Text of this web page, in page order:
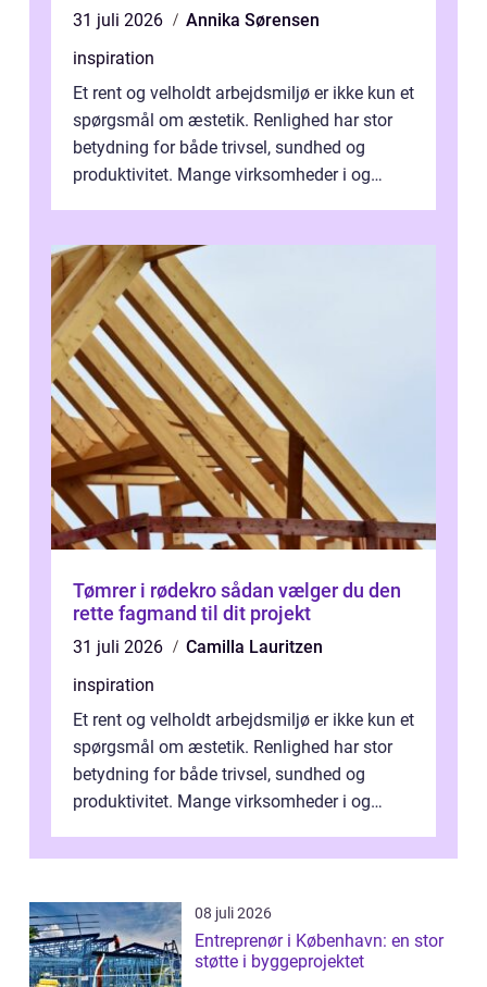
31 juli 2026
Annika Sørensen
inspiration
Et rent og velholdt arbejdsmiljø er ikke kun et
spørgsmål om æstetik. Renlighed har stor
betydning for både trivsel, sundhed og
produktivitet. Mange virksomheder i og
Tømrer i rødekro sådan vælger du den
rette fagmand til dit projekt
31 juli 2026
Camilla Lauritzen
inspiration
Et rent og velholdt arbejdsmiljø er ikke kun et
spørgsmål om æstetik. Renlighed har stor
betydning for både trivsel, sundhed og
produktivitet. Mange virksomheder i og
08 juli 2026
Entreprenør i København: en stor
støtte i byggeprojektet